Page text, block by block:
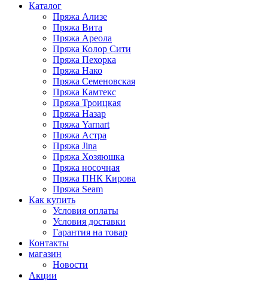
Каталог
Пряжа Ализе
Пряжа Вита
Пряжа Ареола
Пряжа Колор Сити
Пряжа Пехорка
Пряжа Нако
Пряжа Семеновская
Пряжа Камтекс
Пряжа Троицкая
Пряжа Назар
Пряжа Yarnart
Пряжа Астра
Пряжа Jina
Пряжа Хозяюшка
Пряжа носочная
Пряжа ПНК Кирова
Пряжа Seam
Как купить
Условия оплаты
Условия доставки
Гарантия на товар
Контакты
магазин
Новости
Акции